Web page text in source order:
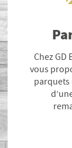
Chez GD
vous
parquets